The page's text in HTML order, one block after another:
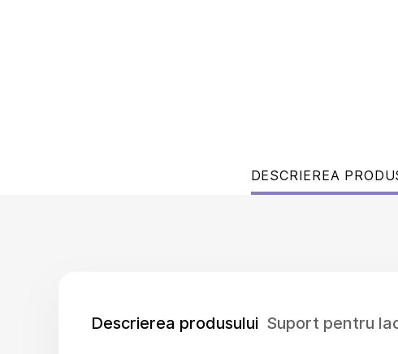
DESCRIEREA
Descrierea produsului Suport pentru